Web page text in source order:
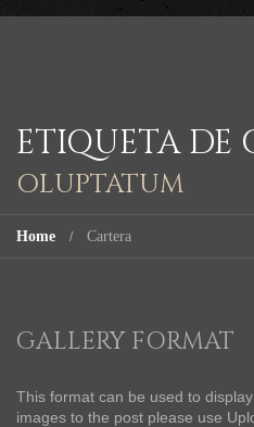
ETIQUETA DE
OLUPTATUM
Home Cartera
GALLERY FORMAT
This format can be used to
images to the post please use